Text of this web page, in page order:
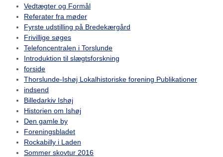
Vedtægter og Formål
Referater fra møder
Fyrste udstilling på Bredekærgård
Frivillige søges
Telefoncentralen i Torslunde
Introduktion til slægtsforskning
forside
Thorslunde-Ishøj Lokalhistoriske forening Publikationer
indsend
Billedarkiv Ishøj
Historien om Ishøj
Den gamle by
Foreningsbladet
Rockabilly i Laden
Sommer skovtur 2016